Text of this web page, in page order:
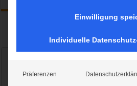
Sonntag, 09.08.2026
Einwilligung
Individuelle
Präferenzen